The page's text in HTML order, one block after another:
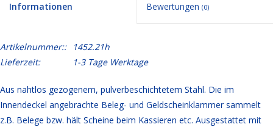
Informationen Bewertungen (0)
Artikelnummer::
1452.21h
Lieferzeit:
1-3 Tage Werktage
Aus nahtlos gezogenem, pulverbeschichtetem Stahl. Die im
Innendeckel angebrachte Beleg- und Geldscheinklammer sammelt
z.B. Belege bzw. hält Scheine beim Kassieren etc. Ausgestattet mit